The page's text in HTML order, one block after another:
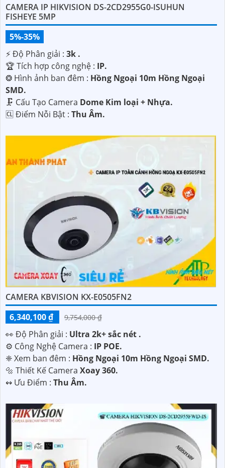
CAMERA IP HIKVISION DS-2CD2955G0-ISUHUN
FISHEYE 5MP
5%-35%
️⚡ Độ Phân giải : 3k .
🏆 Tích hợp công nghệ : IP.
❂ Hình ảnh ban đêm : Hồng Ngoại 10m Hồng Ngoại
SMD.
🗜️ Cấu Tạo Camera Dome Kim loại + Nhựa.
️🆑 Điểm Nỗi Bật : Thu Âm.
CAMERA KBVISION KX-E0505FN2
6,340,100 ₫
9,754,000 ₫
️👀 Độ Phân giải : Ultra 2k+ sắc nét .
⚙ Công Nghệ Camera : IP POE.
❈ Xem ban đêm : Hồng Ngoại 10m Hồng Ngoại SMD.
🔩 Thiết Kế Camera Xoay 360.
️↭ Ưu Điểm : Thu Âm.